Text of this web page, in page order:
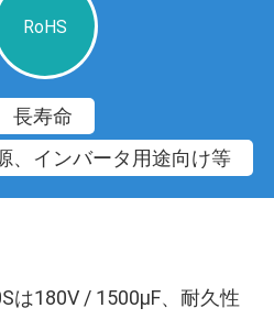
RoHS
長寿命
、インバータ用途向け等
は180V / 1500µF、耐久性